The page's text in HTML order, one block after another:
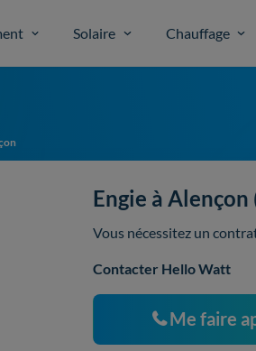
Solaire Chauffage
Engie à
Vous nécessitez un
Contacter Hello Watt
Me faire